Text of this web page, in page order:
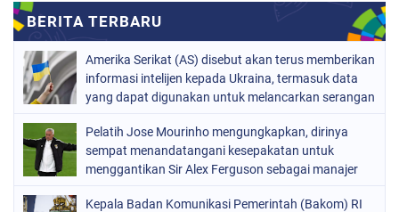
Amerika Serikat (AS) disebut akan terus memberikan
informasi intelijen kepada Ukraina, termasuk data
yang dapat digunakan untuk melancarkan serangan
Pelatih Jose Mourinho mengungkapkan, dirinya
sempat menandatangani kesepakatan untuk
menggantikan Sir Alex Ferguson sebagai manajer
Kepala Badan Komunikasi Pemerintah (Bakom) RI